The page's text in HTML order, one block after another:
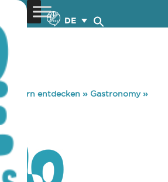
DE
»Zypern entdecken » Gastronomy»